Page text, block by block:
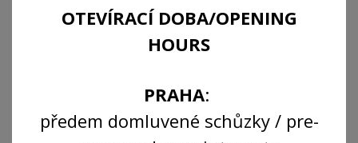
(Praha 1862 – Praha
Zpět Autoři
OTEVÍRACÍ DOBA/OPENING
HOURS
PRAHA:
předem domluvené schůzky / pre-